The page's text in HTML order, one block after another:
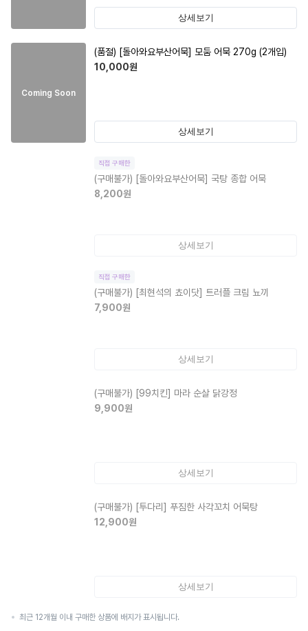
상세보기
Coming Soon
(품절) [돌아와요부산어묵] 모둠 어묵 270g (2개입)
10,000원
상세보기
직접 구매한
(구매불가) [돌아와요부산어묵] 국탕 종합 어묵
8,200원
상세보기
직접 구매한
(구매불가) [최현석의 쵸이닷] 트러플 크림 뇨끼
7,900원
상세보기
(구매불가) [99치킨] 마라 순살 닭강정
9,900원
상세보기
(구매불가) [투다리] 푸짐한 사각꼬치 어묵탕
12,900원
상세보기
최근 12개월 이내 구매한 상품에 배지가 표시됩니다.